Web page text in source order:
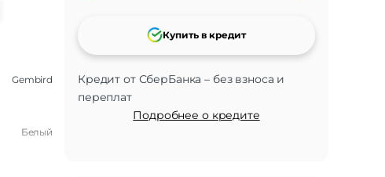
Gembird
Белый
Кредит от СберБанка – без взноса и
переплат
Подробнее о кредите
Купить в кредит